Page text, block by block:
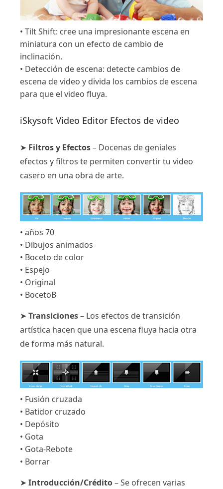
• Tilt Shift: cree una impresionante escena en
miniatura con un efecto de cambio de
inclinación.
• Detección de escena: detecte cambios de
escena de video y divida los cambios de escena
para que el video fluya.
iSkysoft Video Editor Efectos de video
➤ Filtros y Efectos– Docenas de geniales
efectos y filtros te permiten convertir tu video
casero en una obra de arte.
• años 70
• Dibujos animados
• Boceto de color
• Espejo
• Original
• BocetoB
➤ Transiciones– Los efectos de transición
artística hacen que una escena fluya hacia otra
de forma más natural.
• Fusión cruzada
• Batidor cruzado
• Depósito
• Gota
• Gota-Rebote
• Borrar
➤ Introducción/Crédito– Se ofrecen varias